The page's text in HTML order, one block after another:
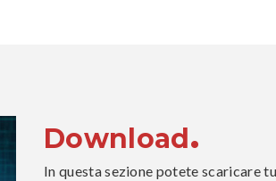
Download.
In questa sezione potete scaricare